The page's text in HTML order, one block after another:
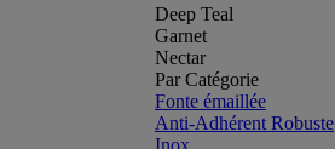
Deep Teal
Garnet
Nectar
Par Catégorie
Fonte émaillée
Anti-Adhérent Robuste
Inox